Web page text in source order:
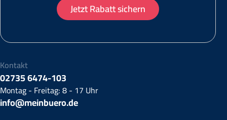
Jetzt Rabatt sichern
Kontakt
02735 6474-103
Montag - Freitag: 8 - 17 Uhr
info@meinbuero.de